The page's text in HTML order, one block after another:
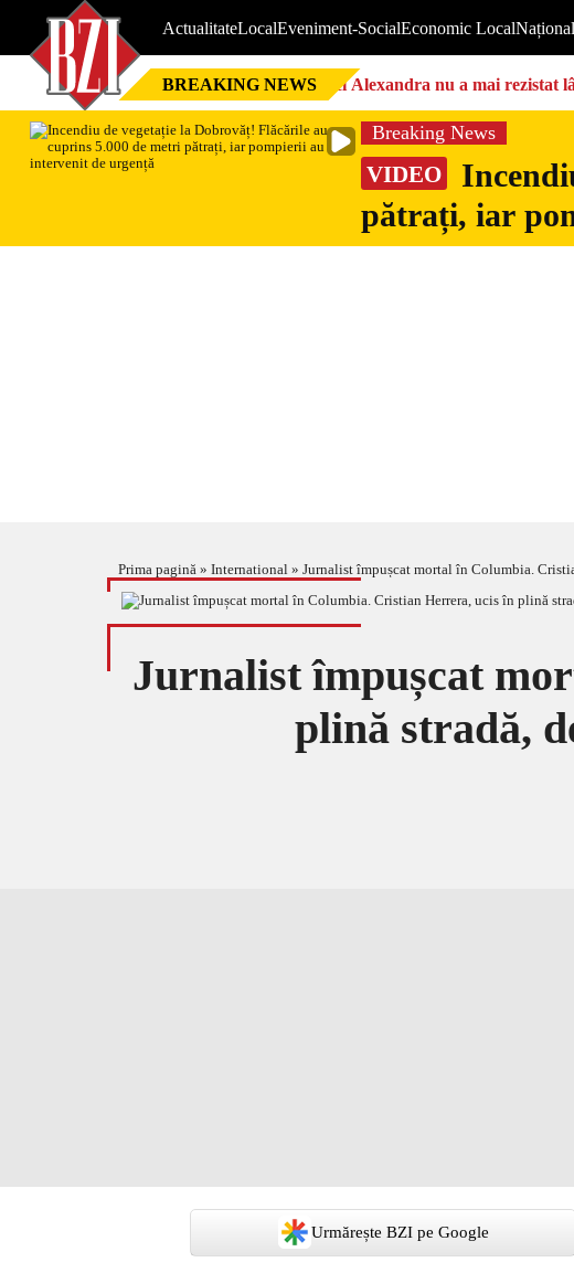
ActualitateLocalEveniment-SocialEconomic LocalNațional
BREAKING NEWS Nici Alexandra nu a mai
Breaking News
VIDEO
pătrați, iar
Prima pagină » International » Jurnalist împușcat mortal în Columbia.
Jurnalist împușcat
plină stradă,
Urmărește BZI pe Google